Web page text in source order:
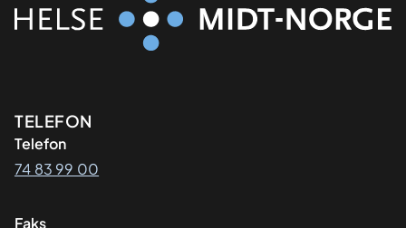
Kontaktinformasjon
TELEFON
Telefon
74 83 99 00
Faks